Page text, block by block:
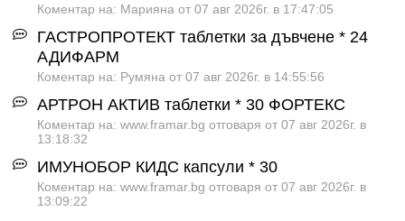
Коментар на: Марияна от 07 авг 2026г. в 17:47:05
ГАСТРОПРОТЕКТ таблетки за дъвчене * 24
АДИФАРМ
Коментар на: Румяна от 07 авг 2026г. в 14:55:56
АРТРОН АКТИВ таблетки * 30 ФОРТЕКС
Коментар на: www.framar.bg отговаря от 07 авг 2026г. в
13:18:32
ИМУНОБОР КИДС капсули * 30
Коментар на: www.framar.bg отговаря от 07 авг 2026г. в
13:09:22